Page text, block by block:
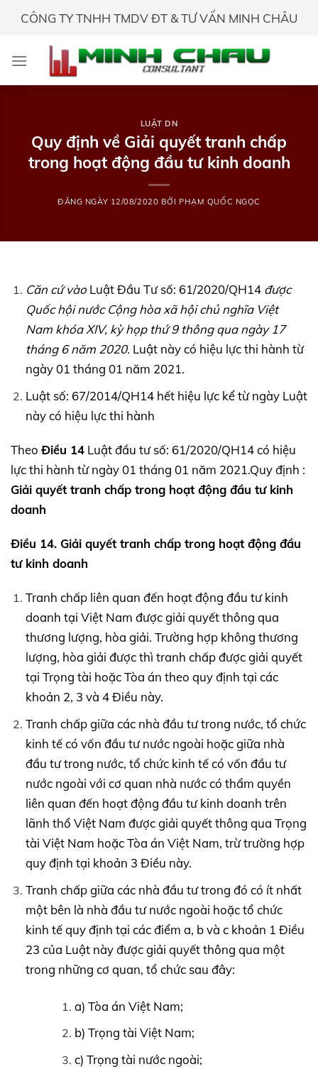
CÔNG TY TNHH TMDV ĐT & TƯ VẤN MINH CHÂU
LUẬT DN
Quy định về Giải quyết tranh chấp
trong hoạt động đầu tư kinh doanh
ĐĂNG NGÀY 12/08/2020 BỞI PHẠM QUỐC NGỌC
Căn cứ vào Luật Đầu Tư số: 61/2020/QH14 được
Quốc hội nước Cộng hòa xã hội chủ nghĩa Việt
Nam khóaXIV, kỳ họp thứ 9 thông qua ngày 17
tháng 6 năm 2020.Luật này có hiệu lực thi hành từ
ngày 01 tháng 01 năm 2021.
Luật số: 67/2014/QH14 hết hiệu lực kể từ ngày Luật
này có hiệu lực thi hành
Theo Điều 14 Luật đầu tư số: 61/2020/QH14 có hiệu
lực thi hành từ ngày 01 tháng 01 năm 2021.Quy định :
Giải quyết tranh chấp trong hoạt động đầu tư kinh
doanh
Điều 14. Giải quyết tranh chấp trong hoạt động đầu
tư kinh doanh
Tranh chấp liên quan đến hoạt động đầu tư kinh
doanh tại Việt Nam được giải quyết thông qua
thương lượng, hòa giải. Trường hợp không thương
lượng, hòa giải được thì tranh chấp được giải quyết
tại Trọng tài hoặc Tòa án theo quy định tại các
khoản 2, 3 và 4 Điều này.
Tranh chấp giữa các nhà đầu tư trong nước, tổ chức
kinh tế có vốn đầu tư nước ngoài hoặc giữa nhà
đầu tư trong nước, tổ chức kinh tế có vốn đầu tư
nước ngoài với cơ quan nhà nước có thẩm quyền
liên quan đến hoạt động đầu tư kinh doanh trên
lãnh thổ Việt Nam được giải quyết thông qua Trọng
tài Việt Nam hoặc Tòa án Việt Nam, trừ trường hợp
quy định tại khoản 3 Điều này.
Tranh chấp giữa các nhà đầu tư trong đó có ít nhất
một bên là nhà đầu tư nước ngoài hoặc tổ chức
kinh tế quy định tại các điểm a, b và c khoản 1 Điều
23 của Luật này được giải quyết thông qua một
trong những cơ quan, tổ chức sau đây:
a) Tòa án Việt Nam;
b) Trọng tài Việt Nam;
c) Trọng tài nước ngoài;